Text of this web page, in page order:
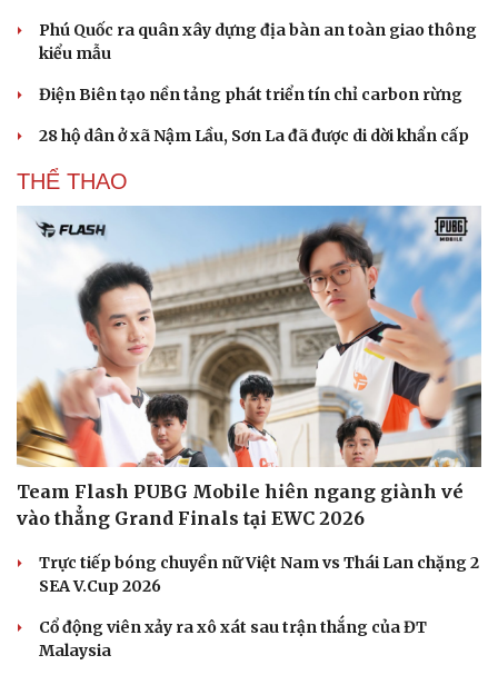
Sức khỏe
Dinh dưỡng - món ngon
Cây thuốc
Sản phụ khoa
Nhi khoa
Làm đẹp - giảm cân
Phòng mạch online
Ăn sạch sống khỏe
Đời sống
Tình yêu - Gia đình
Phú Quốc ra quân xây dựng địa bàn an toàn giao thông
kiểu mẫu
Điện Biên tạo nền tảng phát triển tín chỉ carbon rừng
28 hộ dân ở xã Nậm Lầu, Sơn La đã được di dời khẩn cấp
THỂ THAO
Team Flash PUBG Mobile hiên ngang giành vé
vào thẳng Grand Finals tại EWC 2026
Trực tiếp bóng chuyền nữ Việt Nam vs Thái Lan chặng 2
SEA V.Cup 2026
Cổ động viên xảy ra xô xát sau trận thắng của ĐT
Malaysia